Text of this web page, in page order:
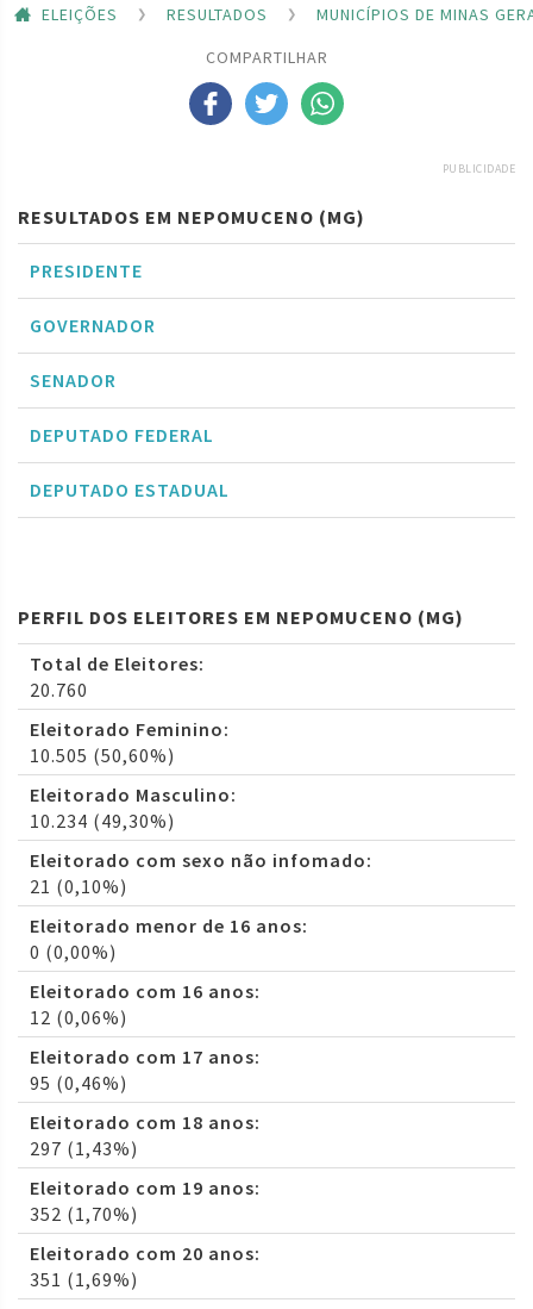
ELEIÇÕES RESULTADOS
MUNICÍPIOS DE MINAS
COMPARTILHAR
PUBLICIDADE
RESULTADOS EM NEPOMUCENO (MG)
PRESIDENTE
GOVERNADOR
SENADOR
DEPUTADO FEDERAL
DEPUTADO ESTADUAL
PERFIL DOS ELEITORES EM NEPOMUCENO (MG)
Total de Eleitores:
20.760
Eleitorado Feminino:
10.505 (50,60%)
Eleitorado Masculino:
10.234 (49,30%)
Eleitorado com sexo não infomado:
21 (0,10%)
Eleitorado menor de 16 anos:
0 (0,00%)
Eleitorado com 16 anos:
12 (0,06%)
Eleitorado com 17 anos:
95 (0,46%)
Eleitorado com 18 anos:
297 (1,43%)
Eleitorado com 19 anos:
352 (1,70%)
Eleitorado com 20 anos:
351 (1,69%)